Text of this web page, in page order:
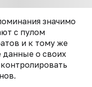
значимо
с пулом
и к тому же
о своих